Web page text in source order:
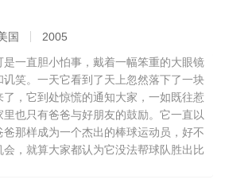
国
2005
一直胆小怕事，戴着一幅笨重的大眼镜
笑。一天它看到了天上忽然落下了一块
，它到处惊慌的通知大家，一如既往惹
也只有爸爸与好朋友的鼓励。它一直以
那样成为一个杰出的棒球运动员，好不
，就算大家都认为它没法帮球队胜出比